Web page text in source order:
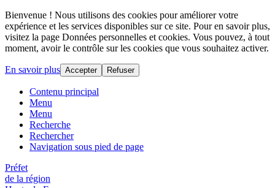
Bienvenue ! Nous utilisons des cookies pour améliorer votre
expérience et les services disponibles sur ce site. Pour en savoir plus,
visitez la page Données personnelles et cookies. Vous pouvez, à tout
moment, avoir le contrôle sur les cookies que vous souhaitez activer.
En savoir plus Accepter Refuser
Contenu principal
Menu
Menu
Recherche
Rechercher
Navigation sous pied de page
Préfet
de la région